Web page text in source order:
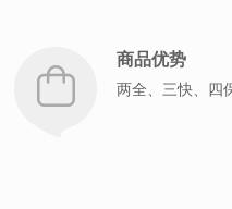
商品优势
两全、三快、四